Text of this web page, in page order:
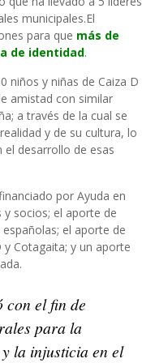
municipales.El
para que más de
de identidad.
niños y niñas de Caiza D
amistad con similar
a través de la cual se
y de su cultura, lo
el desarrollo de esas
por Ayuda en
y socios; el aporte de
el aporte de
y Cotagaita; y un aporte
con el fin de
para la
la injusticia en el